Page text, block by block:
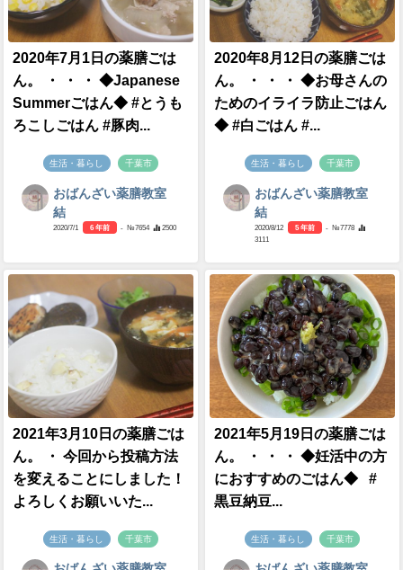
2020年7月1日の薬膳ごは
ん。 ・ ・ ・ ◆Japanese
Summerごはん◆ #とうも
ろこしごはん #豚肉...
生活・暮らし 千葉市
おばんざい薬膳教室
結
2020/7/1 6 年前 - №7654 2500
2020年8月12日の薬膳ごは
ん。 ・ ・ ・ ◆お母さんの
ためのイライラ防止ごはん
◆ #白ごはん #...
生活・暮らし 千葉市
おばんざい薬膳教室
結
2020/8/12 5 年前
- №7778
3111
2021年3月10日の薬膳ごは
ん。 ・ 今回から投稿方法
を変えることにしました！
よろしくお願いいた...
生活・暮らし 千葉市
2021年5月19日の薬膳ごは
ん。 ・ ・ ・ ◆妊活中の方
におすすめのごはん◆ #
黒豆納豆...
生活・暮らし 千葉市